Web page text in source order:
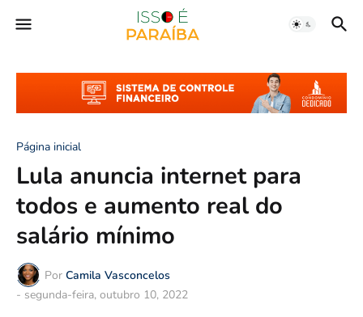
Página inicial
Lula anuncia internet para
todos e aumento real do
salário mínimo
Por Camila Vasconcelos
- segunda-feira, outubro 10, 2022